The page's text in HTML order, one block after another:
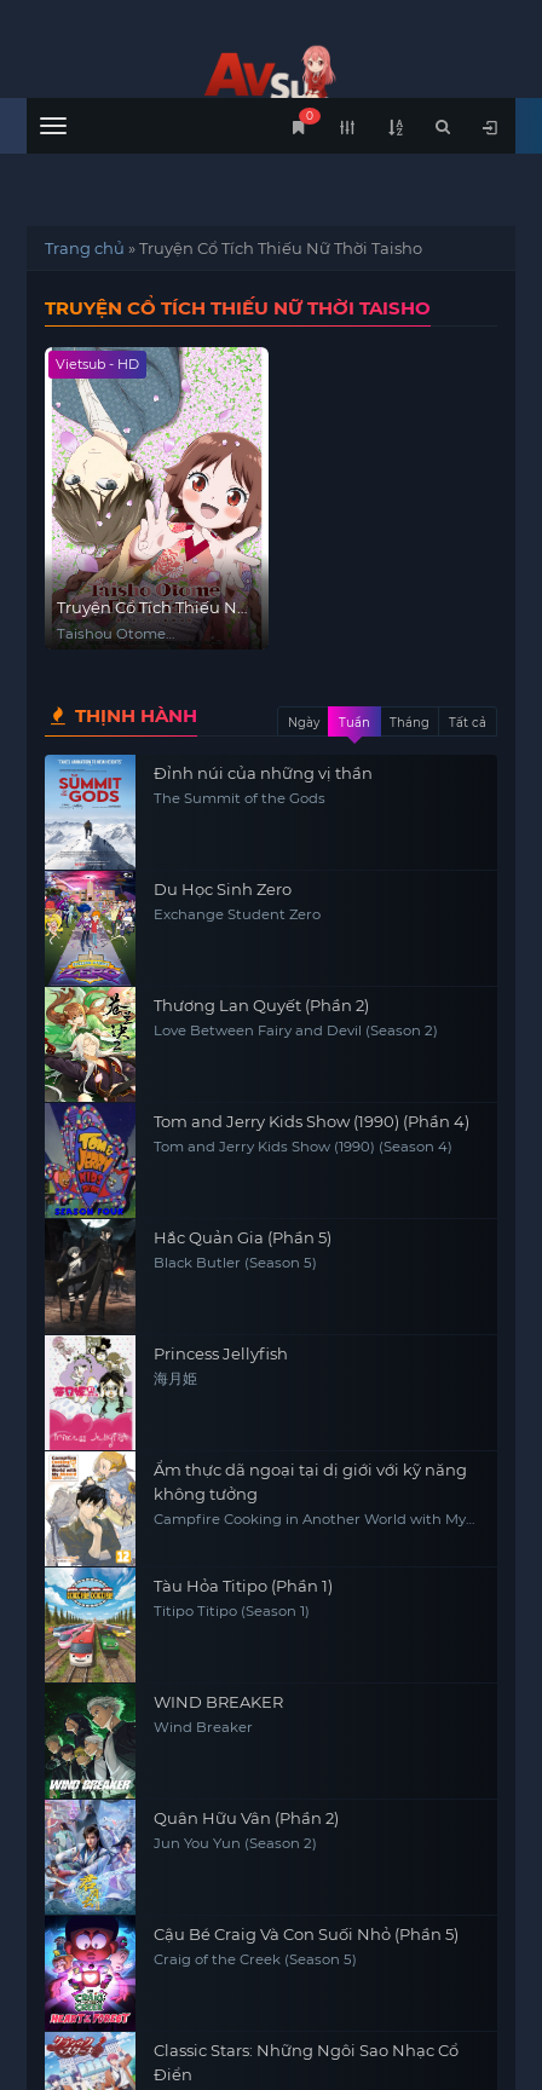
Menu
0
Trang chủ »Truyện Cổ Tích Thiếu Nữ Thời Taisho
TRUYỆN CỔ TÍCH THIẾU NỮ THỜI TAISHO
Vietsub - HD
Truyện Cổ Tích Thiếu Nữ
Thời Taisho
Taishou Otome
THỊNH HÀNH Ngày Tuần Tháng Tất cả
Đỉnh núi của những vị thần
The Summit of the Gods
Du Học Sinh Zero
Exchange Student Zero
Thương Lan Quyết (Phần 2)
Love Between Fairy and Devil (Season 2)
Tom and Jerry Kids Show (1990) (Phần 4)
Tom and Jerry Kids Show (1990) (Season 4)
Hắc Quản Gia (Phần 5)
Black Butler (Season 5)
Princess Jellyfish
海月姫
Ẩm thực dã ngoại tại dị giới với kỹ năng
không tưởng
Campfire Cooking in Another World with My
Tàu Hỏa Titipo (Phần 1)
Titipo Titipo (Season 1)
WIND BREAKER
Wind Breaker
Quân Hữu Vân (Phần 2)
Jun You Yun (Season 2)
Cậu Bé Craig Và Con Suối Nhỏ (Phần 5)
Craig of the Creek (Season 5)
Classic Stars: Những Ngôi Sao Nhạc Cổ
Điển